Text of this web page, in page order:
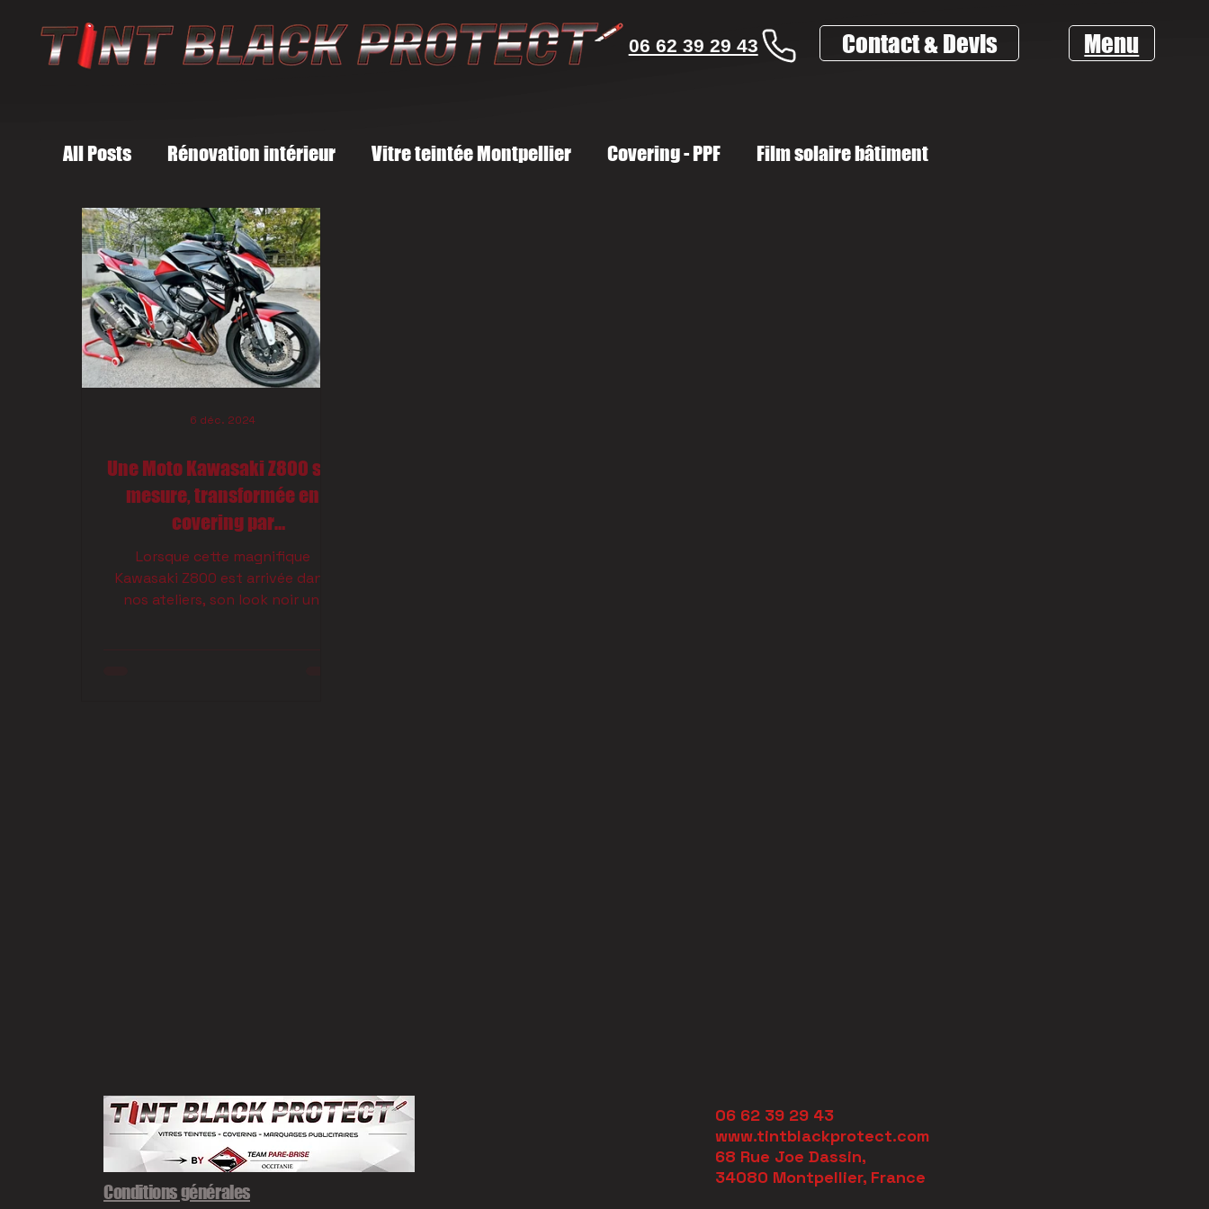
06 62 39 29 43 Contact & Devis Menu
All Posts Rénovation intérieur Vitre teintée Montpellier Covering - PPF Film solaire bâtiment
Communication visuel Covering ID. Buzz GTX
Une Moto Kawasaki Z800 sur
mesure, transformée en
covering par
Tintblackprotect !
Lorsque cette magnifique
Kawasaki Z800 est arrivée dans
nos ateliers, son look noir uni
6 déc. 2024
Conditions générales
06 62 39 29 43
www.tintblackprotect.com
68 Rue Joe Dassin,
34080 Montpellier, France